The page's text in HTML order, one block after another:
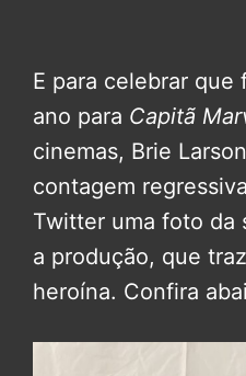
E para celebrar que
ano para Capitã
cinemas, Brie
contagem
Twitter uma foto da
a produção, que
heroína. Confira